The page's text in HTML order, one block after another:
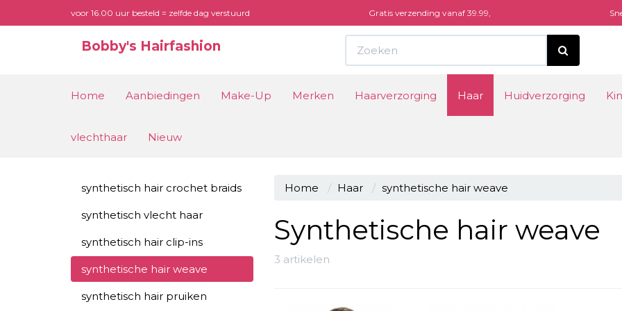
voor 16.00 uur besteld = zelfde dag verstuurd Gratis verzending vanaf 39.99,
Bobby's Hairfashion
Home Aanbiedingen Make-Up Merken Haarverzorging Haar Huidverzorging
vlechthaar Nieuw
synthetisch hair crochet braids
synthetisch vlecht haar
synthetisch hair clip-ins
synthetische hair weave
synthetisch hair pruiken
Home Haar synthetische hair weave
Synthetische hair weave
3 artikelen